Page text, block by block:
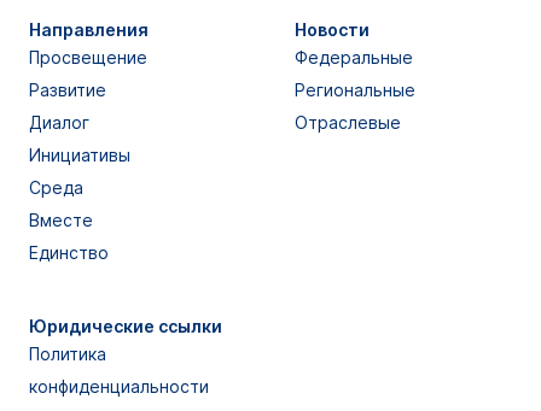
Направления
Просвещение
Развитие
Диалог
Инициативы
Среда
Вместе
Единство
Новости
Федеральные
Региональные
Отраслевые
Юридические ссылки
Политика
конфиденциальности